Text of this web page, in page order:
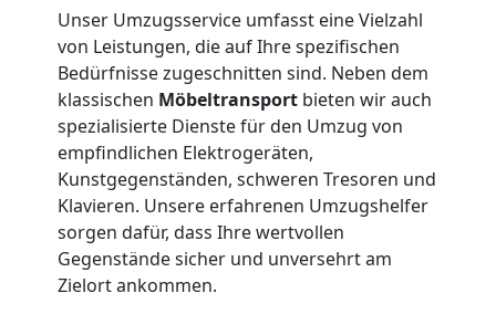
Unser Umzugsservice umfasst eine Vielzahl
von Leistungen, die auf Ihre spezifischen
Bedürfnisse zugeschnitten sind. Neben dem
klassischen Möbeltransport bieten wir auch
spezialisierte Dienste für den Umzug von
empfindlichen Elektrogeräten,
Kunstgegenständen, schweren Tresoren und
Klavieren. Unsere erfahrenen Umzugshelfer
sorgen dafür, dass Ihre wertvollen
Gegenstände sicher und unversehrt am
Zielort ankommen.
Wiener
Neustadt
Mini
Umzug
Wiener